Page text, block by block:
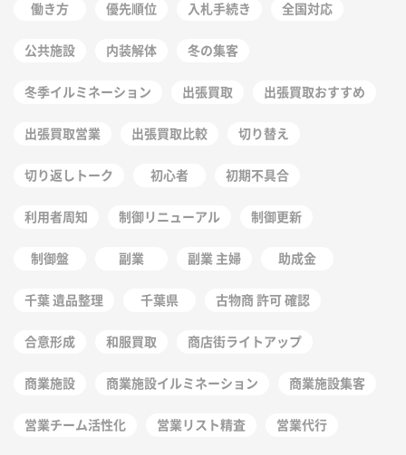
働き方 優先順位 入札手続き 全国対応
公共施設 内装解体 冬の集客
冬季イルミネーション 出張買取 出張買取おすすめ
出張買取営業 出張買取比較 切り替え
切り返しトーク 初心者 初期不具合
利用者周知 制御リニューアル 制御更新
制御盤 副業 副業 主婦 助成金
千葉 遺品整理 千葉県 古物商 許可 確認
合意形成 和服買取 商店街ライトアップ
商業施設 商業施設イルミネーション 商業施設集客
営業チーム活性化 営業リスト精査 営業代行